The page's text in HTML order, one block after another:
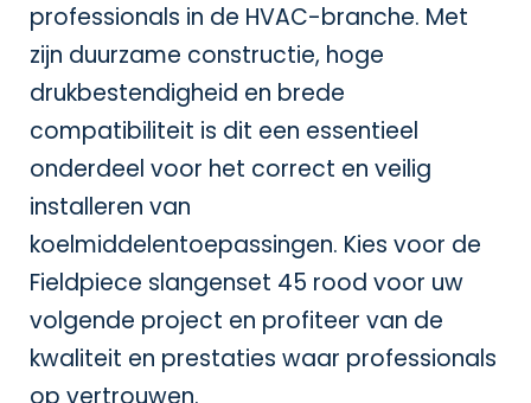
professionals in de HVAC-branche. Met
zijn duurzame constructie, hoge
drukbestendigheid en brede
compatibiliteit is dit een essentieel
onderdeel voor het correct en veilig
installeren van
koelmiddelentoepassingen. Kies voor de
Fieldpiece slangenset 45 rood voor uw
volgende project en profiteer van de
kwaliteit en prestaties waar professionals